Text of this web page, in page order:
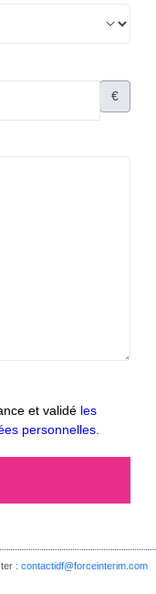
€
et validé les
personnelles.
:contactidf@forceinterim.com